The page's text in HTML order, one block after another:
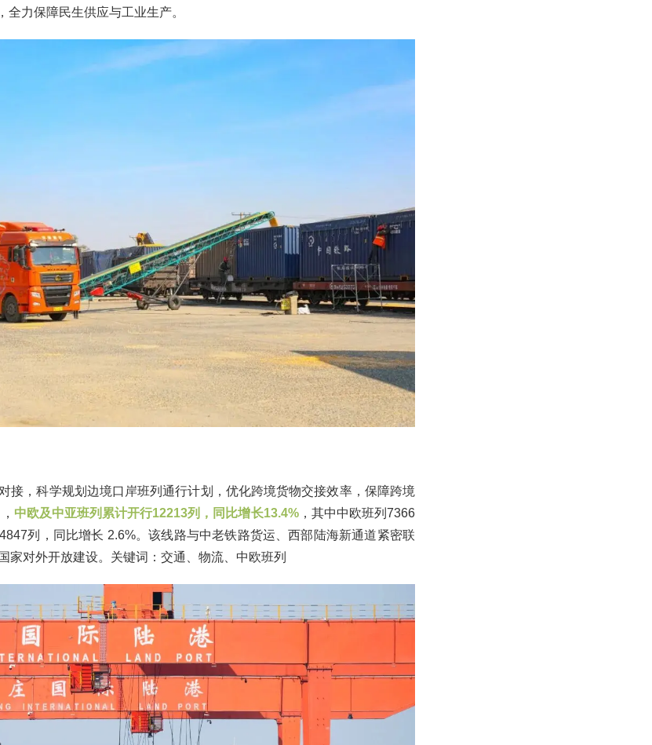
，全力保障民生供应与工业生产。
接，科学规划边境口岸班列通行计划，优化跨境货物交接效率，保障跨境
中欧及中亚班列累计开行12213列，同比增长13.4%，其中中欧班列7366
列，同比增长 2.6%。该线路与中老铁路货运、西部陆海新通道紧密联
家对外开放建设。关键词：交通、物流、中欧班列